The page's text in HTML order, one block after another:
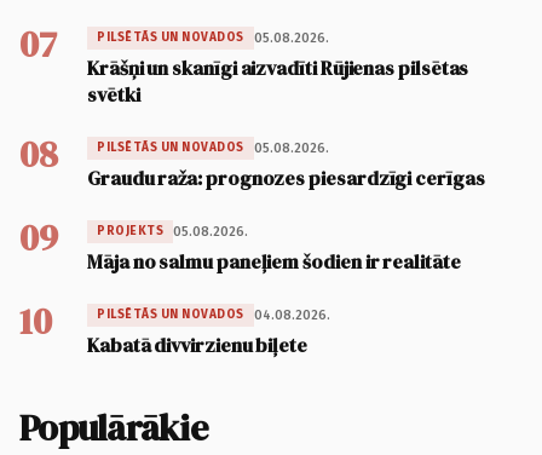
07 PILSĒTĀS UN NOVADOS 05.08.2026.
Krāšņi un skanīgi aizvadīti Rūjienas pilsētas
svētki
08 PILSĒTĀS UN NOVADOS 05.08.2026.
Graudu raža: prognozes piesardzīgi cerīgas
09 PROJEKTS 05.08.2026.
Māja no salmu paneļiem šodien ir realitāte
10 PILSĒTĀS UN NOVADOS 04.08.2026.
Kabatā divvirzienu biļete
Populārākie